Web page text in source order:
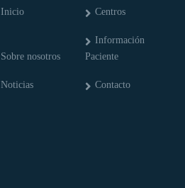
Inicio Centros
Sobre nosotros
Información
Paciente
Noticias Contacto